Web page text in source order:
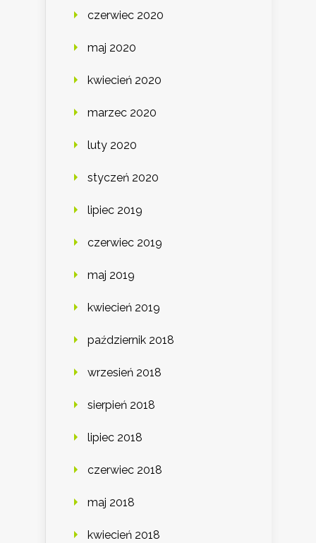
czerwiec 2020
maj 2020
kwiecień 2020
marzec 2020
luty 2020
styczeń 2020
lipiec 2019
czerwiec 2019
maj 2019
kwiecień 2019
październik 2018
wrzesień 2018
sierpień 2018
lipiec 2018
czerwiec 2018
maj 2018
kwiecień 2018